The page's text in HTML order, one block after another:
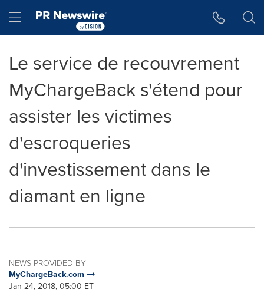
Hamburger menu
Le service de recouvrement
MyChargeBack s'étend pour
assister les victimes
d'escroqueries
d'investissement dans le
diamant en ligne
NEWS PROVIDED BY
MyChargeBack.com
Jan 24, 2018, 05:00 ET